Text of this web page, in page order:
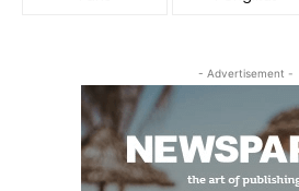
- Advertisement -